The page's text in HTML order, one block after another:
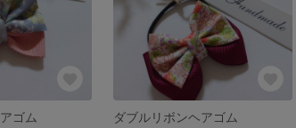
ゴム ダブルリボンヘアゴム